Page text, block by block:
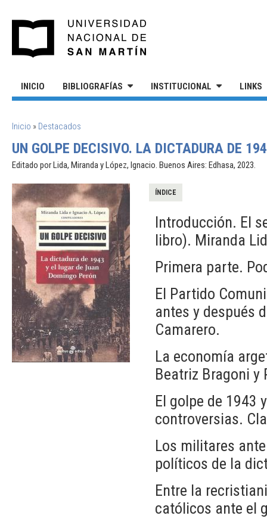
INICIO BIBLIOGRAFÍAS INSTITUCIONAL LINKS
SE ENCUENTRA USTED AQUÍ
Inicio » Destacados
UN GOLPE DECISIVO. LA DICTADURA DE
Editado por Lida, Miranda y López, Ignacio. Buenos Aires: Edhasa, 2023.
ÍNDICE
Introducción. El
libro). Miranda
Primera parte.
El Partido
antes y después
Camarero.
La economía
Beatriz Bragoni y
El golpe de 1943
controversias.
Los militares
políticos de la
Entre la
católicos ante el